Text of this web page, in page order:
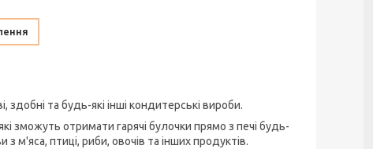
здобні та будь-які інші кондитерські вироби.
зможуть отримати гарячі булочки прямо з печі будь-
м'яса, птиці, риби, овочів та інших продуктів.